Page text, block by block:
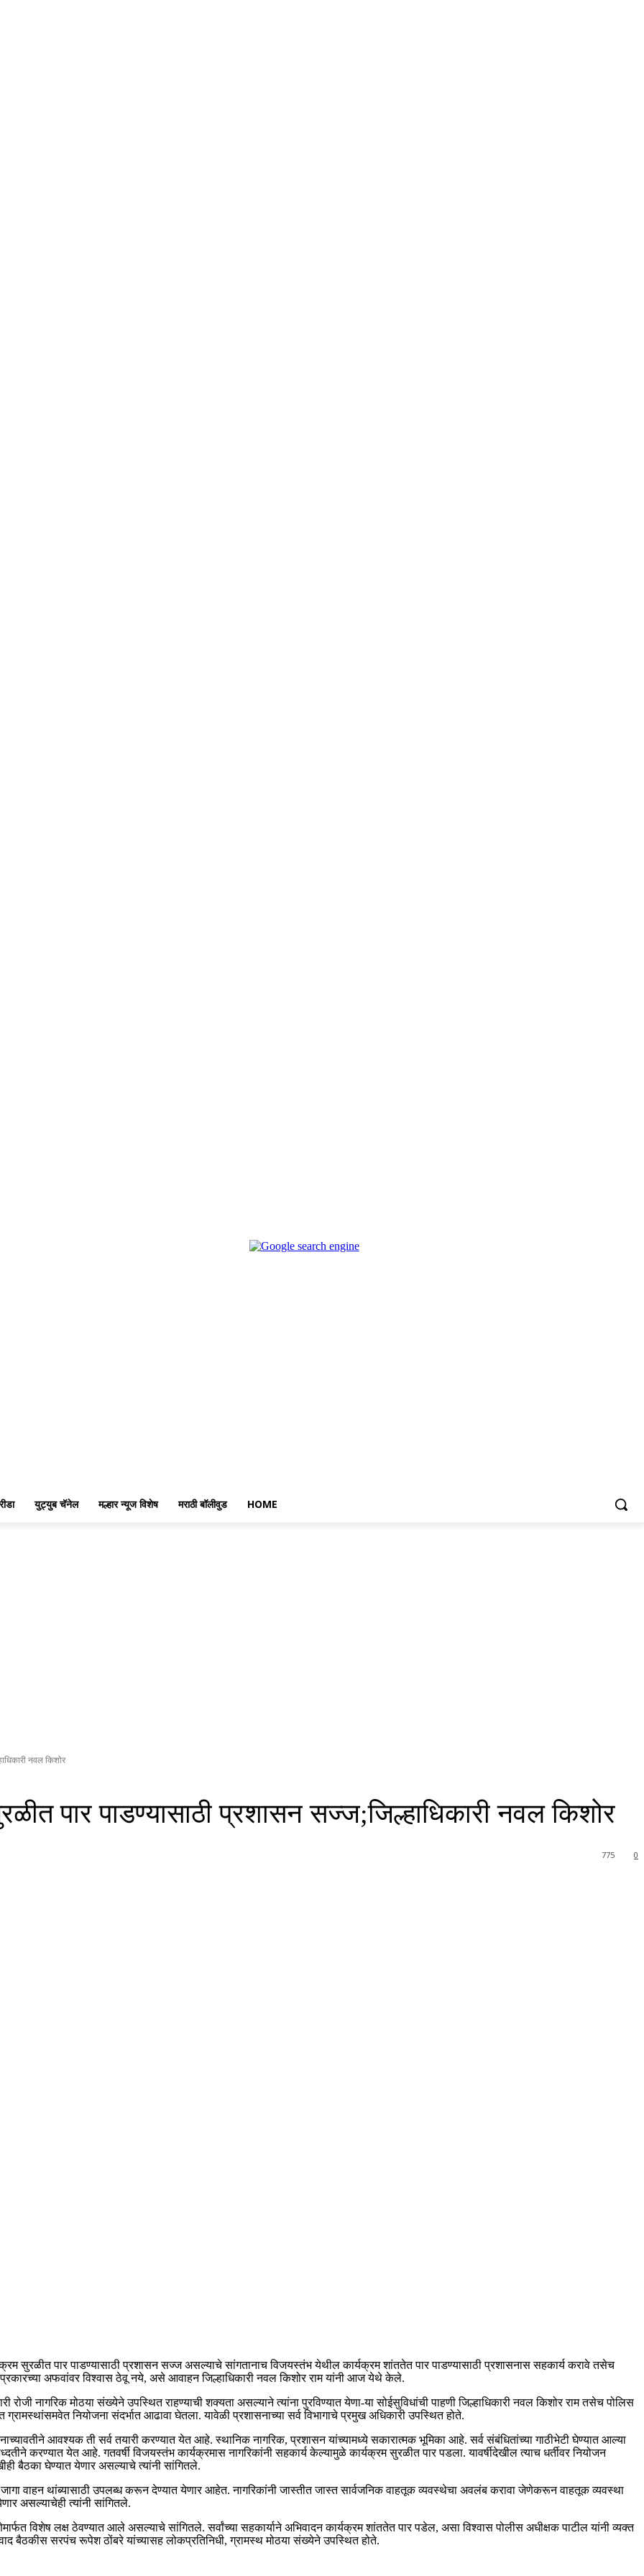
युट्युब चॅनेल मल्हार न्यूज विशेष मराठी बॉलीवुड HOME
नवल किशोर
पार पाडण्‍यासाठी प्रशासन सज्‍ज;जिल्हाधिकारी नवल किशोर
0
775
सुरळीत पार पाडण्‍यासाठी प्रशासन सज्‍ज असल्याचे सांगतानाच विजयस्तंभ येथील कार्यक्रम शांततेत पार पाडण्यासाठी प्रशासनास सहकार्य करावे तसेच
अफवांवर विश्वास ठेवू नये, असे आवाहन जिल्हाधिकारी नवल किशोर राम यांनी आज येथे केले.
रोजी नागरिक मोठया संख्येने उपस्थित राहण्याची शक्यता असल्याने त्यांना पुरविण्यात येणा-या सोईसुविधांची पाहणी जिल्हाधिकारी नवल किशोर राम तसेच पोलिस
नियोजना संदर्भात आढावा घेतला. यावेळी प्रशासनाच्या सर्व विभागाचे प्रमुख अधिकारी उपस्थित होते.
आवश्‍यक ती सर्व तयारी करण्‍यात येत आहे. स्‍थानिक नागरिक, प्रशासन यांच्‍यामध्‍ये सकारात्‍मक भूमिका आहे. सर्व संबंधितांच्‍या गाठीभेटी घेण्‍यात आल्‍या
करण्‍यात येत आहे. गतवर्षी विजयस्तंभ कार्यक्रमास नागरिकांनी सहकार्य केल्यामुळे कार्यक्रम सुरळीत पार पडला. यावर्षीदेखील त्याच धर्तीवर नियोजन
बैठका घेण्यात येणार असल्याचे त्यांनी सांगितले.
जागा वाहन थांब्यासाठी उपलब्ध करून देण्यात येणार आहेत. नागरिकांनी जास्तीत जास्त सार्वजनिक वाहतूक व्यवस्थेचा अवलंब करावा जेणेकरून वाहतूक व्यवस्था
असल्याचेही त्यांनी सांगितले.
विशेष लक्ष ठेवण्‍यात आले असल्‍याचे सांगितले. सर्वांच्‍या सहकार्याने अभिवादन कार्यक्रम शांततेत पार पडेल, असा विश्‍वास पोलीस अधीक्षक पाटील यांनी व्‍यक्‍त
बैठकीस सरपंच रूपेश ठोंबरे यांच्यासह लोकप्रतिनिधी, ग्रामस्थ मोठया संख्येने उपस्थित होते.